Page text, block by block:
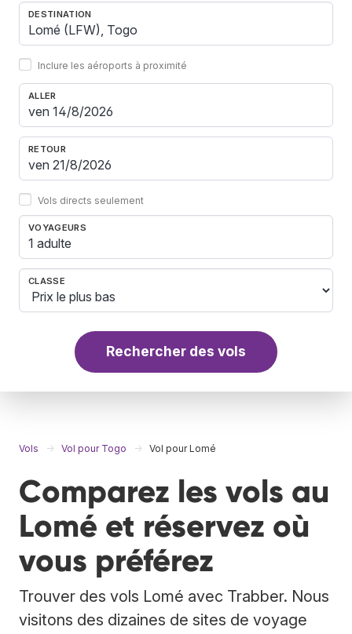
DESTINATION
Inclure les aéroports à proximité
ALLER
RETOUR
Vols directs seulement
VOYAGEURS
1 adulte
CLASSE
Rechercher des vols
Vols Vol pour Togo Vol pour Lomé
Comparez les vols au
Lomé et réservez où
vous préférez
Trouver des vols Lomé avec Trabber. Nous
visitons des dizaines de sites de voyage